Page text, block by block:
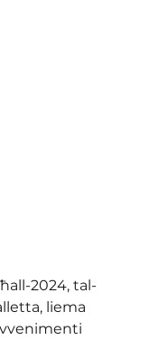
2024, tal-
liema